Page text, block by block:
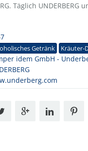
Täglich UNDERBERG
Getränk Kräuter-
idem GmbH -